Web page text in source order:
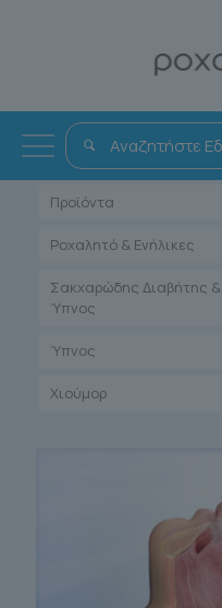
Άρθρα Γιατρών
Μαρτυρίες Ιατρών
Προϊόντα
Ροχαλητό & Ενήλικες
Σακχαρώδης Διαβήτης &
Ύπνος
Ύπνος
Χιούμορ